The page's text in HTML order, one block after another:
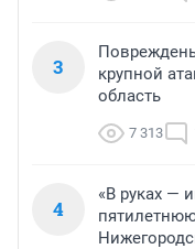
3
крупной
область
7 313
4
«В руках —